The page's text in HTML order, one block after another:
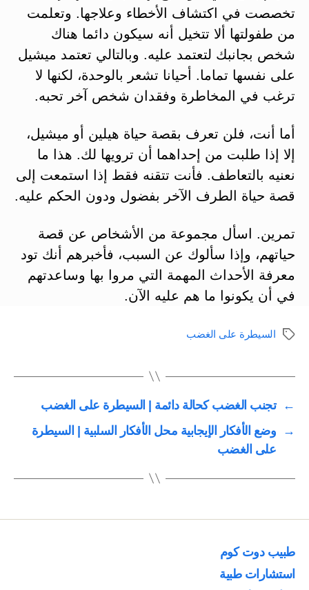
تخصصت في اكتشاف الأخطاء وعلاجها. وتعلمت
من طفولتها ألا تتخيل أنه سيكون دائما هناك
شخص بجانبك لتعتمد عليه. وبالتالي تعتمد ميشيل
على نفسها تماما. أحيانا تشعر بالوحدة، لكنها لا
ترغب في المخاطرة وفقدان شخص آخر تحبه.
أما أنت، فلن تعرف بقصة حياة هيلين أو ميشيل،
إلا إذا طلبت من إحداهما أن ترويها لك. هذا ما
نعنيه بالتعاطف. فأنت تتقنه فقط إذا استمعت إلى
قصة حياة الطرف الآخر بفضول ودون الحكم عليه.
تمرين. اسأل مجموعة من الأشخاص عن قصة
حياتهم، وإذا سألوك عن السبب، فأخبرهم أنك تود
معرفة الأحداث المهمة التي مروا بها وساعدتهم
في أن يكونوا ما هم عليه الآن.
الوسومالسيطرة على الغضب
←
تجنب الغضب كحالة دائمة | السيطرة على الغضب
→
وضع الأفكار الإيجابية محل الأفكار السلبية | السيطرة
على الغضب
طبيب دوت كوم
استشارات طبية